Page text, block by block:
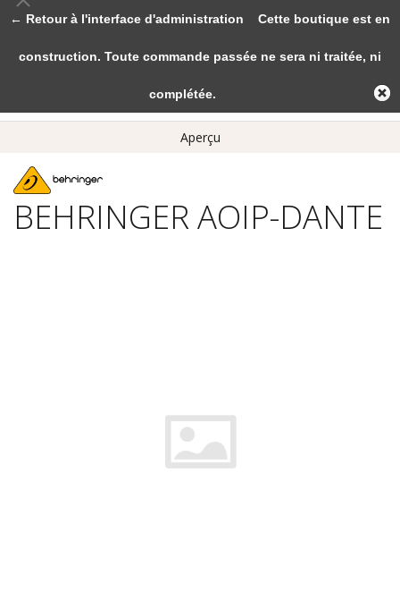
Aperçu
BEHRINGER AOIP-DANTE
← Retour à l'interface d'administration Cette boutique est en
construction. Toute commande passée ne sera ni traitée, ni
complétée.